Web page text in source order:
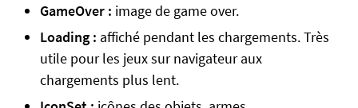
GameOver : image de game over.
Loading : affiché pendant les chargements. Très
utile pour les jeux sur navigateur aux
chargements plus lent.